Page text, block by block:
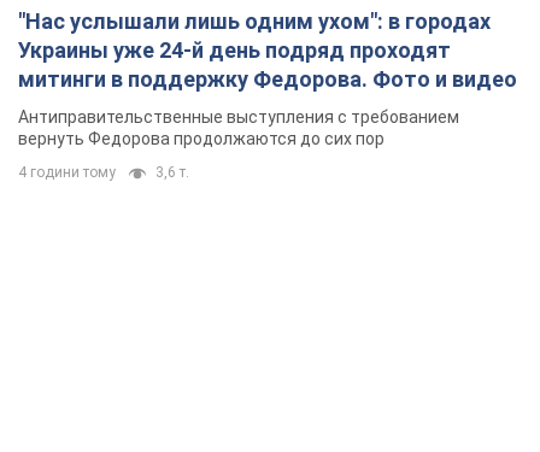
"Нас услышали лишь одним ухом": в городах
Украины уже 24-й день подряд проходят
митинги в поддержку Федорова. Фото и видео
Антиправительственные выступления с требованием
вернуть Федорова продолжаются до сих пор
4 години тому 3,6 т.